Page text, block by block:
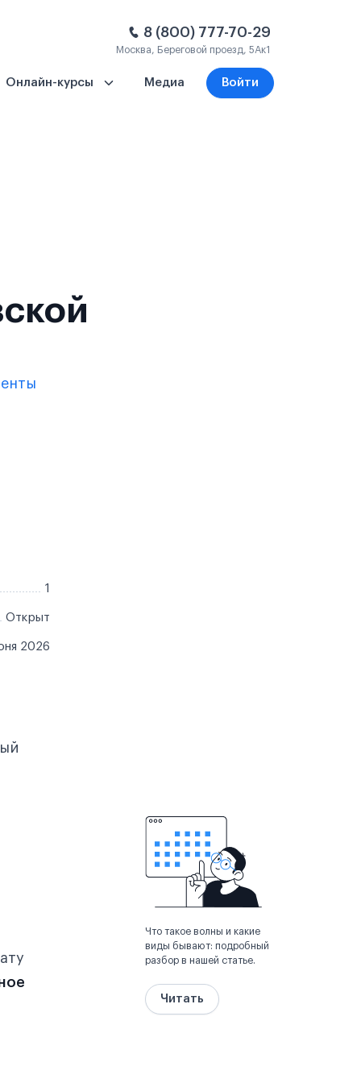
8 (800) 777-70-29
Москва, Береговой проезд, 5Ак1
Онлайн-курсы Медиа Войти
1
Открыт
2026
Что такое волны и какие
виды бывают: подробный
разбор в нашей статье.
Читать